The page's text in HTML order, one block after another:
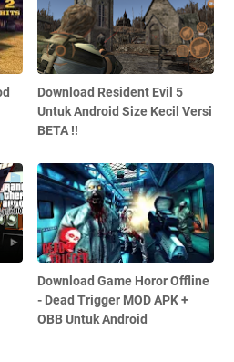
Download Resident Evil 5
Untuk Android Size Kecil Versi
BETA !!
Download Game Horor Offline
- Dead Trigger MOD APK +
OBB Untuk Android